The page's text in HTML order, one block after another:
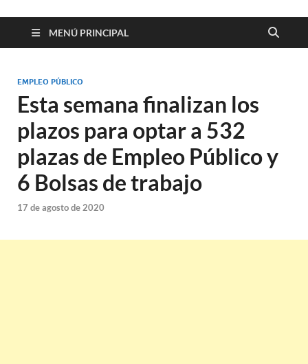
MENÚ PRINCIPAL
EMPLEO PÚBLICO
Esta semana finalizan los
plazos para optar a 532
plazas de Empleo Público y
6 Bolsas de trabajo
17 de agosto de 2020